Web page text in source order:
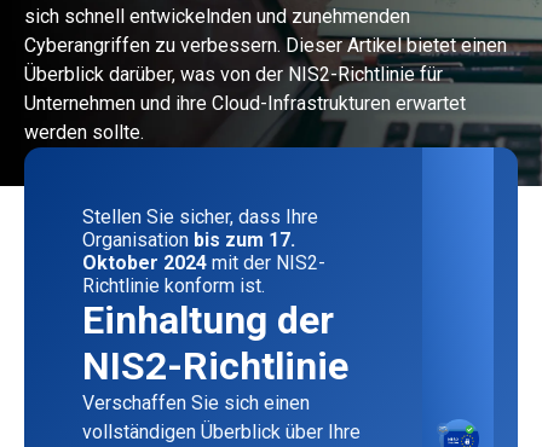
sich schnell entwickelnden und zunehmenden
Cyberangriffen zu verbessern. Dieser Artikel bietet einen
Überblick darüber, was von der NIS2-Richtlinie für
Unternehmen und ihre Cloud-Infrastrukturen erwartet
werden sollte.
Stellen Sie sicher, dass Ihre
Organisation bis zum 17.
Oktober 2024 mit der NIS2-
Richtlinie konform ist.
Einhaltung der
NIS2-Richtlinie
Verschaffen Sie sich einen
vollständigen Überblick über Ihre